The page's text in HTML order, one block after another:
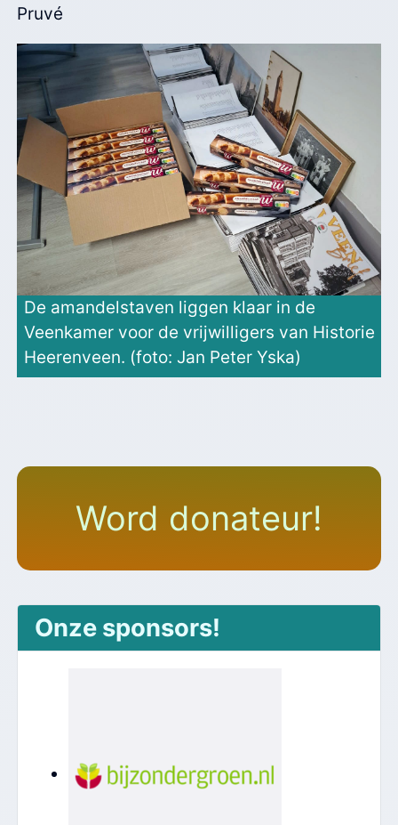
Pruvé
De amandelstaven liggen klaar in de
Veenkamer voor de vrijwilligers van Historie
Heerenveen. (foto: Jan Peter Yska)
Word donateur!
Onze sponsors!